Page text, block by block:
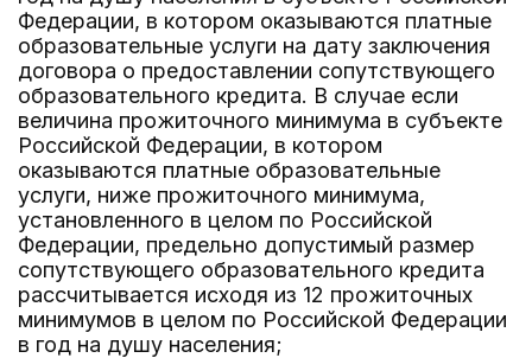
Федерации, в котором оказываются платные
образовательные услуги на дату заключения
договора о предоставлении сопутствующего
образовательного кредита. В случае если
величина прожиточного минимума в субъекте
Российской Федерации, в котором
оказываются платные образовательные
услуги, ниже прожиточного минимума,
установленного в целом по Российской
Федерации, предельно допустимый размер
сопутствующего образовательного кредита
рассчитывается исходя из 12 прожиточных
минимумов в целом по Российской Федерации
в год на душу населения;